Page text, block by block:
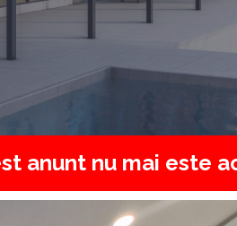
anunt nu mai este